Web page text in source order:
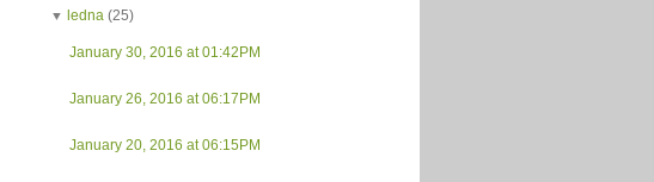
▼ledna (25)
January 30, 2016 at 01:42PM
January 26, 2016 at 06:17PM
January 20, 2016 at 06:15PM